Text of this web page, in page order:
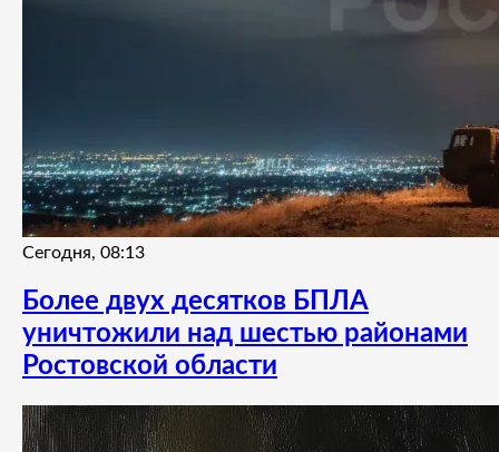
Сегодня, 08:13
Более двух десятков БПЛА
уничтожили над шестью районами
Ростовской области